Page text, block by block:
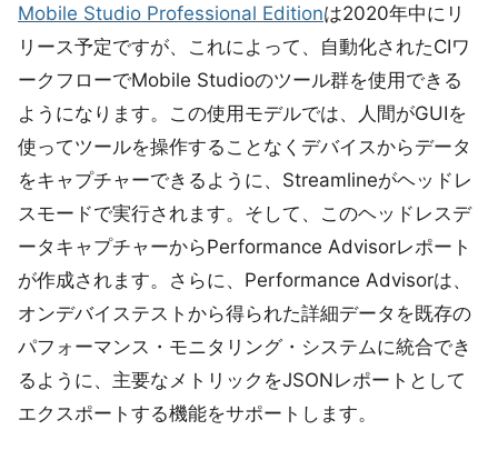
Mobile Studio Professional Editionは2020年中にリ
リース予定ですが、これによって、自動化されたCIワ
ークフローでMobile Studioのツール群を使用できる
ようになります。この使用モデルでは、人間がGUIを
使ってツールを操作することなくデバイスからデータ
をキャプチャーできるように、Streamlineがヘッドレ
スモードで実行されます。そして、このヘッドレスデ
ータキャプチャーからPerformance Advisorレポート
が作成されます。さらに、Performance Advisorは、
オンデバイステストから得られた詳細データを既存の
パフォーマンス・モニタリング・システムに統合でき
るように、主要なメトリックをJSONレポートとして
エクスポートする機能をサポートします。